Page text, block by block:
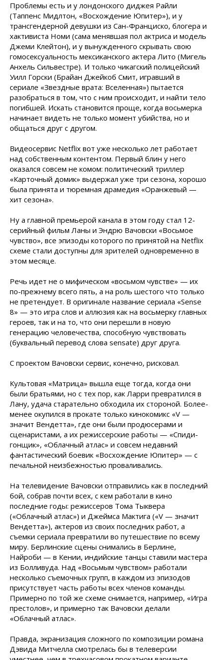
Проблемы есть и у лондонского диджея Райли
(Таппенс Мидлтон, «Восхождение Юпитер»), и у
трансгендерной девушки из Сан-Франциско, блогера и
хактивиста Номи (сама менявшая пол актриса и модель
Джеми Клейтон), и у вынужденного скрывать свою
гомосексуальность мексиканского актера Лито (Мигель
Анхель Сильвестре). И только чикагский полицейский
Уилл Горски (Брайан Джейкоб Смит, игравший в
сериале «Звездные врата: Вселенная») пытается
разобраться в том, что с ним происходит, и найти тело
погибшей. Искать становится проще, когда восьмерка
начинает видеть не только момент убийства, но и
общаться друг с другом.
Видеосервис Netflix вот уже несколько лет работает
над собственным контентом. Первый блин у него
оказался совсем не комом: политический триллер
«Карточный домик» выдержал уже три сезона, хорошо
была принята и тюремная драмедия «Оранжевый —
хит сезона».
Ну а главной премьерой канала в этом году стал 12-
серийный фильм Ланы и Эндрю Вачовски «Восьмое
чувство», все эпизоды которого по принятой на Netflix
схеме стали доступны для зрителей одновременно в
этом месяце.
Речь идет не о мифическом «восьмом чувстве» — их
по-прежнему всего пять, а на роль шестого что только
не претендует. В оригинале название сериала «Sense
8» — это игра слов и аллюзия как на восьмерку главных
героев, так и на то, что они перешли в новую
генерацию человечества, способную чувствовать
(буквальный перевод слова sensate) друг друга.
С проектом Вачовски сервис, конечно, рисковал.
Культовая «Матрица» вышла еще тогда, когда они
были братьями, но с тех пор, как Ларри превратился в
Лану, удача старательно обходила их стороной. Более-
менее окупился в прокате только кинокомикс «V —
значит Вендетта», где они были продюсерами и
сценаристами, а их режиссерские работы — «Спиди-
гонщик», «Облачный атлас» и совсем недавний
фантастический боевик «Восхождение Юпитер» — с
печальной неизбежностью проваливались.
На телевидение Вачовски отправились как в последний
бой, собрав почти всех, с кем работали в кино
последние годы: режиссеров Тома Тыквера
(«Облачный атлас») и Джеймса Мактига («V — значит
Вендетта»), актеров из своих последних работ, а
съемки сериала превратили во путешествие по всему
миру. Берлинские сцены снимались в Берлине,
Найроби — в Кении, индийские танцы ставили мастера
из Болливуда. Над «Восьмым чувством» работали
несколько съемочных групп, в каждом из эпизодов
присутствует часть работы всех членов команды.
Примерно по той же схеме снимается, например, «Игра
престолов», и примерно так Вачовски делали
«Облачный атлас».
Правда, экранизация сложного по композиции романа
Дэвида Митчелла смотрелась бы в телеверсии